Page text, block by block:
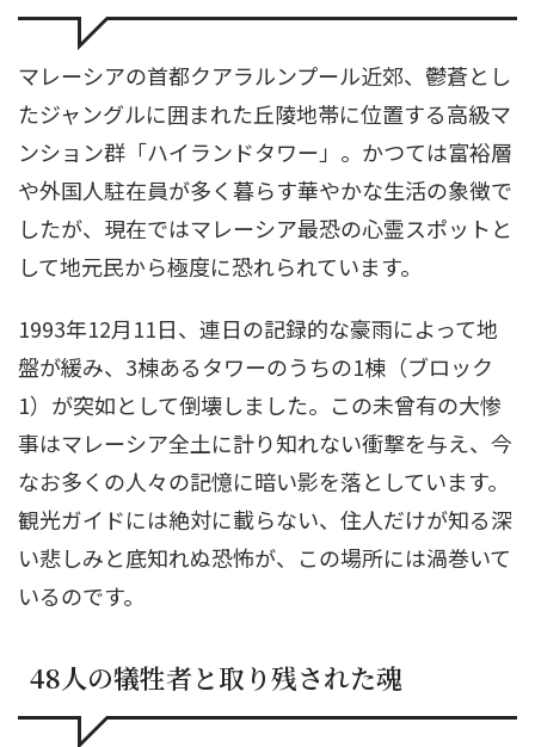
マレーシアの首都クアラルンプール近郊、鬱蒼とし
たジャングルに囲まれた丘陵地帯に位置する高級マ
ンション群「ハイランドタワー」。かつては富裕層
や外国人駐在員が多く暮らす華やかな生活の象徴で
したが、現在ではマレーシア最恐の心霊スポットと
して地元民から極度に恐れられています。
1993年12月11日、連日の記録的な豪雨によって地
盤が緩み、3棟あるタワーのうちの1棟（ブロック
1）が突如として倒壊しました。この未曾有の大惨
事はマレーシア全土に計り知れない衝撃を与え、今
なお多くの人々の記憶に暗い影を落としています。
観光ガイドには絶対に載らない、住人だけが知る深
い悲しみと底知れぬ恐怖が、この場所には渦巻いて
いるのです。
48人の犠牲者と取り残された魂